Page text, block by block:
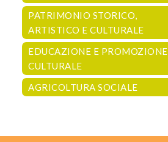
PATRIMONIO STORICO,
ARTISTICO E CULTURALE
EDUCAZIONE E PROMOZIONE
CULTURALE
AGRICOLTURA SOCIALE